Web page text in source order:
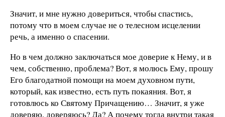
Значит, и мне нужно довериться, чтобы спастись,
потому что в моем случае не о телесном исцелении
речь, а именно о спасении.
Но в чем должно заключаться мое доверие к Нему, и в
чем, собственно, проблема? Вот, я молюсь Ему, прошу
Его благодатной помощи на моем духовном пути,
который, как известно, есть путь покаяния. Вот, я
готовлюсь ко Святому Причащению… Значит, я уже
доверяю, доверяюсь? Да? А почему тогда внутри такая